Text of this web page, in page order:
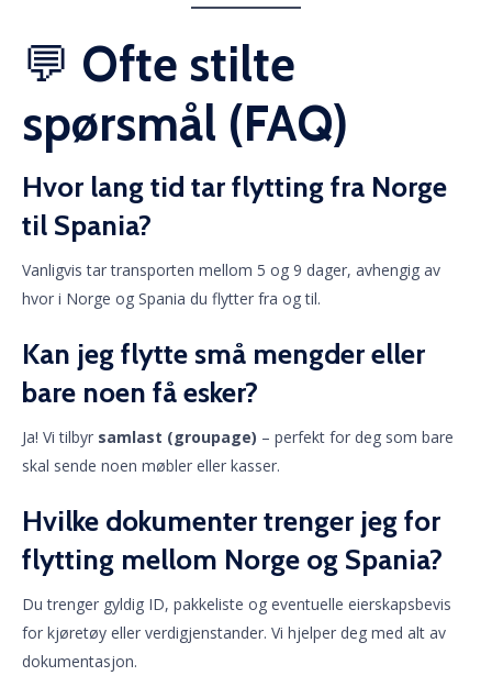
💬 Ofte stilte
spørsmål (FAQ)
Hvor lang tid tar flytting fra Norge
til Spania?
Vanligvis tar transporten mellom 5 og 9 dager, avhengig av
hvor i Norge og Spania du flytter fra og til.
Kan jeg flytte små mengder eller
bare noen få esker?
Ja! Vi tilbyr samlast (groupage) – perfekt for deg som bare
skal sende noen møbler eller kasser.
Hvilke dokumenter trenger jeg for
flytting mellom Norge og Spania?
Du trenger gyldig ID, pakkeliste og eventuelle eierskapsbevis
for kjøretøy eller verdigjenstander. Vi hjelper deg med alt av
dokumentasjon.